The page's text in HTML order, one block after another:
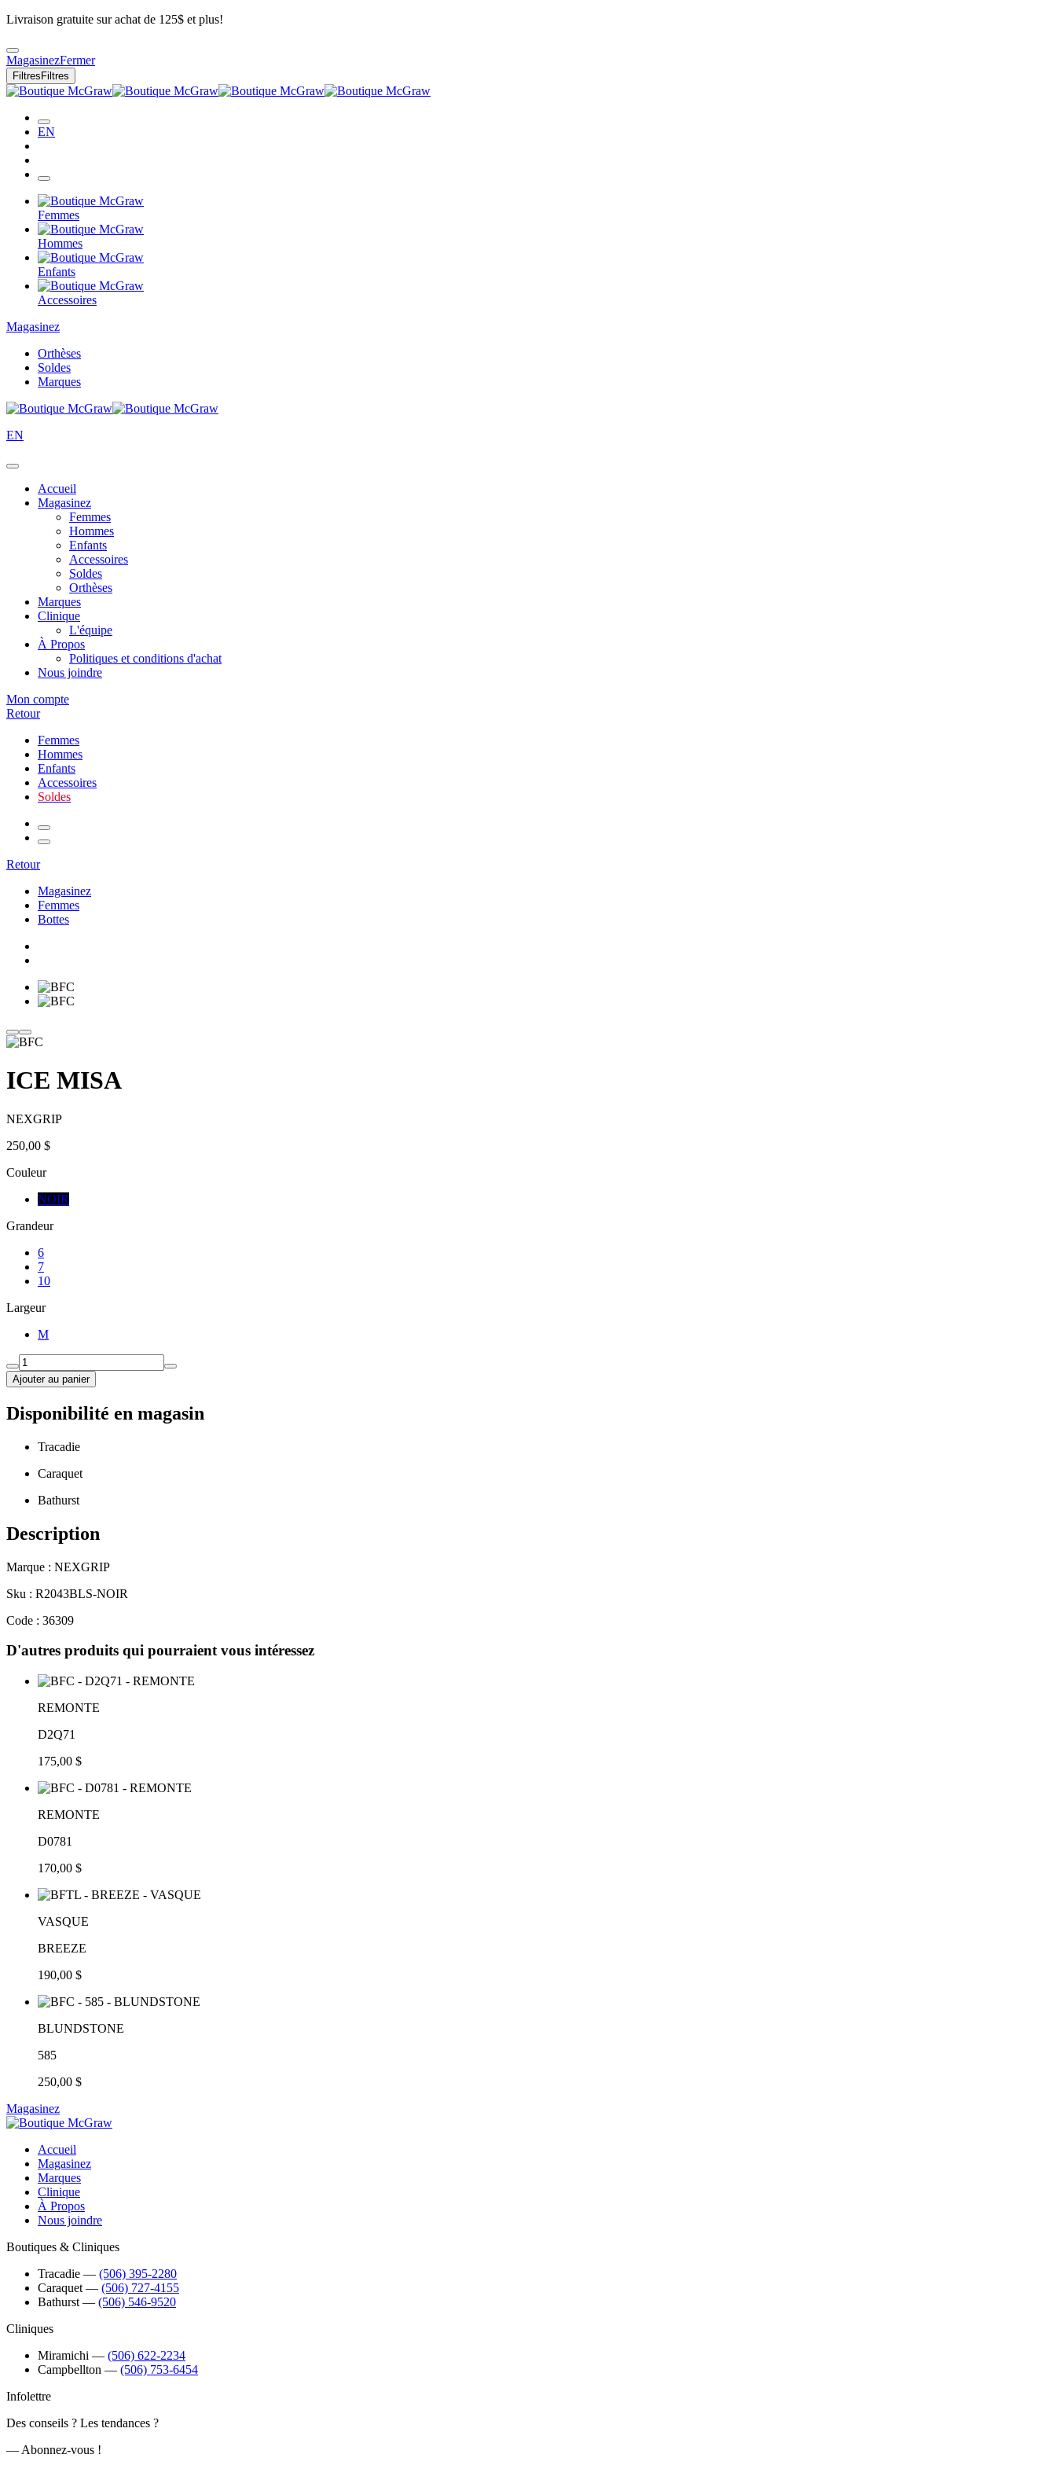
Livraison gratuite sur achat de 125$ et plus!
MagasinezFermer
Filtres Filtres
EN
Femmes
Hommes
Enfants
Accessoires
Magasinez
Orthèses
Soldes
Marques
EN
Accueil
Magasinez
Femmes
Hommes
Enfants
Accessoires
Soldes
Orthèses
Marques
Clinique
L'équipe
À Propos
Politiques et conditions d'achat
Nous joindre
Mon compte
Retour
Femmes
Hommes
Enfants
Accessoires
Soldes
Retour
Magasinez
Femmes
Bottes
ICE MISA
NEXGRIP
250,00 $
Couleur
NOIR
Grandeur
6
7
10
Largeur
M
Ajouter au panier
Disponibilité en magasin
Tracadie
Caraquet
Bathurst
Description
Marque : NEXGRIP
Sku : R2043BLS-NOIR
Code : 36309
D'autres produits qui pourraient vous intéressez
REMONTE
D2Q71
175,00 $
REMONTE
D0781
170,00 $
VASQUE
BREEZE
190,00 $
BLUNDSTONE
585
250,00 $
Magasinez
Accueil
Magasinez
Marques
Clinique
À Propos
Nous joindre
Boutiques & Cliniques
Tracadie ― (506) 395-2280
Caraquet ― (506) 727-4155
Bathurst ― (506) 546-9520
Cliniques
Miramichi ― (506) 622-2234
Campbellton ― (506) 753-6454
Infolettre
Des conseils ? Les tendances ?
― Abonnez-vous !